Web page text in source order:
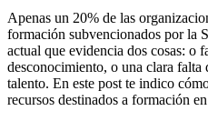
Apenas un 20% de las
formación subvencionados por la
actual que evidencia dos cosas: o
desconocimiento, o una clara falta
talento. En este post te indico
recursos destinados a formación